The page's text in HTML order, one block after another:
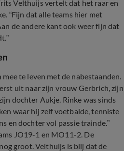
Velthuijs vertelt dat het raar en
“Fijn dat alle teams hier met
de andere kant ook weer fijn dat
te leven met de nabestaanden.
uit naar zijn vrouw Gerbrich, zijn
dochter Aukje. Rinke was sinds
waar hij zelf voetbalde, tenniste
en dochter vol passie trainde.”
JO19-1 en MO11-2. De
groot. Velthuijs is blij dat de